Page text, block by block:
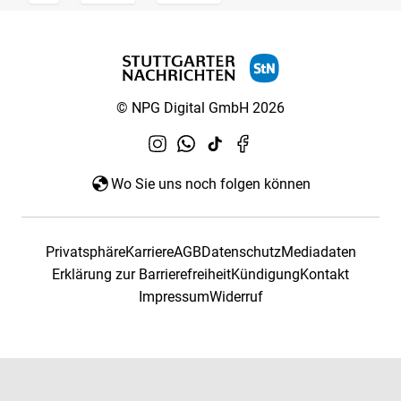
© NPG Digital GmbH 2026
Wo Sie uns noch folgen können
PrivatsphäreKarriereAGBDatenschutzMediadaten
Erklärung zur BarrierefreiheitKündigungKontakt
ImpressumWiderruf